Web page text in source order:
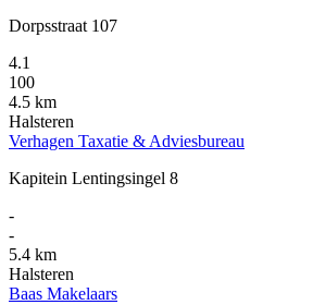
Dorpsstraat 107
4.1
100
4.5 km
Halsteren
Verhagen Taxatie & Adviesbureau
Kapitein Lentingsingel 8
-
-
5.4 km
Halsteren
Baas Makelaars